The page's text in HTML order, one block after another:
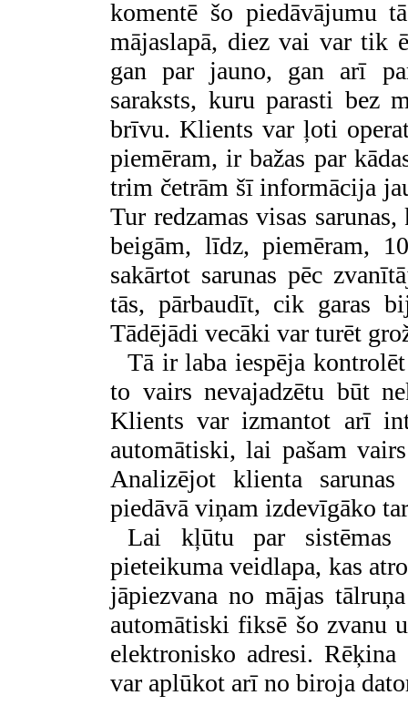
komentē šo piedāvājumu
mājaslapā, diez vai var tik
gan par jauno, gan arī
saraksts, kuru parasti bez
brīvu. Klients var ļoti
piemēram, ir bažas par
trim četrām šī informācija
Tur redzamas visas
beigām, līdz, piemēram,
sakārtot sarunas pēc
tās, pārbaudīt, cik garas
Tādējādi vecāki var turēt
Tā ir laba iespēja
to vairs nevajadzētu būt
Klients var izmantot arī
automātiski, lai pašam
Analizējot klienta
piedāvā viņam izdevīgāko
Lai kļūtu par sistēmas
pieteikuma veidlapa, kas
jāpiezvana no mājas
automātiski fiksē šo zvanu
elektronisko adresi.
var aplūkot arī no biroja